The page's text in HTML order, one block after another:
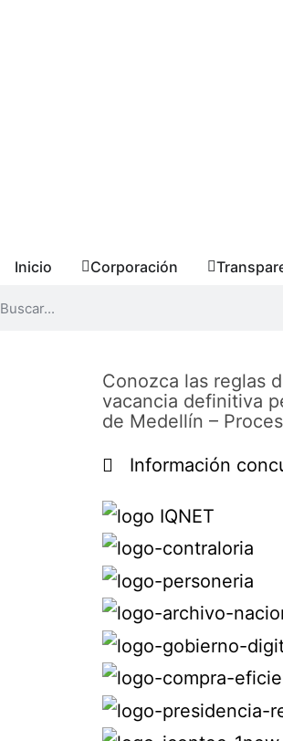
Inicio Corporación
Conozca las reglas
vacancia definitiva
de Medellín –
Información